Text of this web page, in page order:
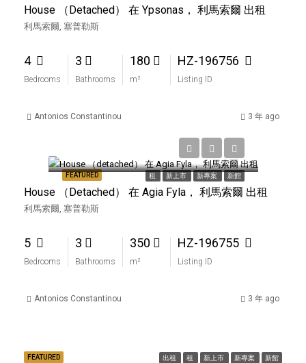
House （Detached） 在 Ypsonas， 利馬索爾 出租
利馬索爾, 塞普勒斯
4
Bedrooms
3
Bathrooms
180
m²
HZ-196756
Listing ID
Antonios Constantinou 3 年 ago
FEATURED 租 新上市 新專案 新館
House （detached） 在 Agia Fyla， 利馬索爾 出租
利馬索爾, 塞普勒斯
5
Bedrooms
3
Bathrooms
350
m²
HZ-196755
Listing ID
Antonios Constantinou 3 年 ago
FEATURED 出租 租 新上市 新專案 新館